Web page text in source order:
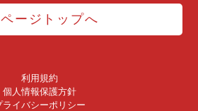
ページトップへ
利用規約
個人情報保護方針
ライバシーポリシー